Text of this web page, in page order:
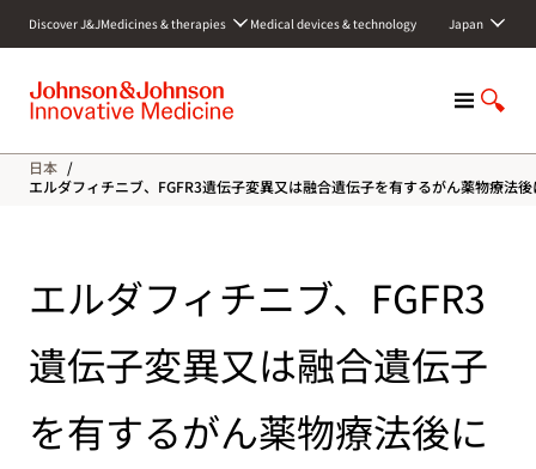
c
Discover J&JMedicines & therapies Medical devices & technology Japan
M
n
u
S
o
w
日本 /
エルダフィチニブ、FGFR3遺伝子変異又は融合遺伝子を有するがん薬物療法
エルダフィチニブ、FGFR3
遺伝子変異又は融合遺伝子
を有するがん薬物療法後に